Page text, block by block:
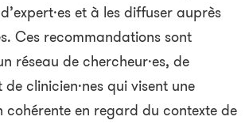
et à les diffuser auprès
Ces recommandations sont
réseau de chercheur·es, de
clinicien·nes qui visent une
cohérente en regard du contexte de